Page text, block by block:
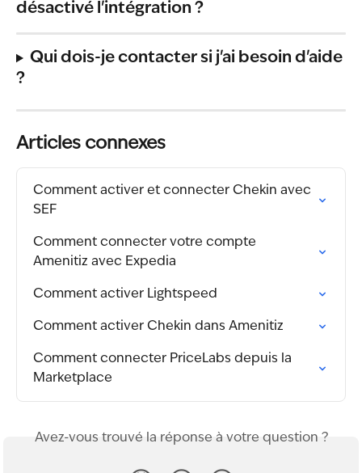
désactivé l'intégration ?
Qui dois-je contacter si j'ai besoin d'aide
?
Articles connexes
Comment activer et connecter Chekin avec
SEF
Comment connecter votre compte
Amenitiz avec Expedia
Comment activer Lightspeed
Comment activer Chekin dans Amenitiz
Comment connecter PriceLabs depuis la
Marketplace
Avez-vous trouvé la réponse à votre question ?